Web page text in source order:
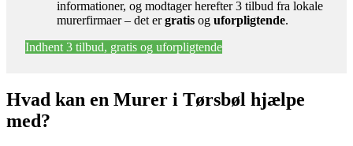
informationer, og modtager herefter 3 tilbud fra lokale
murerfirmaer – det ergratis og uforpligtende.
Indhent 3 tilbud, gratis og uforpligtende
Hvad kan en Murer i Tørsbøl hjælpe
med?